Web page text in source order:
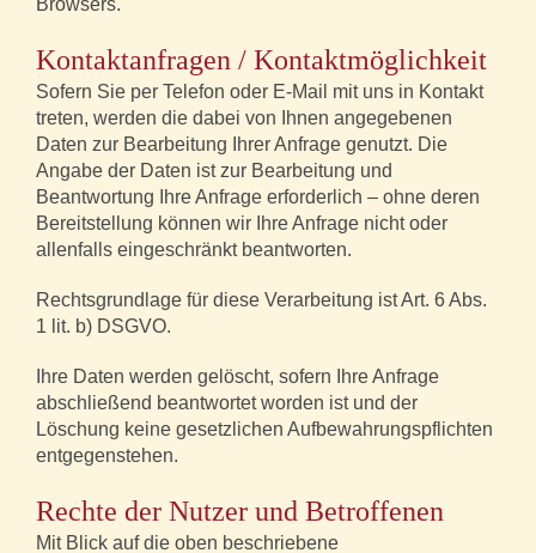
Browsers.
Kontaktanfragen / Kontaktmöglichkeit
Sofern Sie per Telefon oder E-Mail mit uns in Kontakt
treten, werden die dabei von Ihnen angegebenen
Daten zur Bearbeitung Ihrer Anfrage genutzt. Die
Angabe der Daten ist zur Bearbeitung und
Beantwortung Ihre Anfrage erforderlich – ohne deren
Bereitstellung können wir Ihre Anfrage nicht oder
allenfalls eingeschränkt beantworten.
Rechtsgrundlage für diese Verarbeitung ist Art. 6 Abs.
1 lit. b) DSGVO.
Ihre Daten werden gelöscht, sofern Ihre Anfrage
abschließend beantwortet worden ist und der
Löschung keine gesetzlichen Aufbewahrungspflichten
entgegenstehen.
Rechte der Nutzer und Betroffenen
Mit Blick auf die oben beschriebene